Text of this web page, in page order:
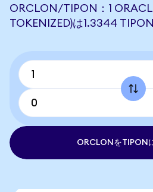
ORCLON/TIPON：1
TOKENIZED)は1.3344
ORCLONをTIPON